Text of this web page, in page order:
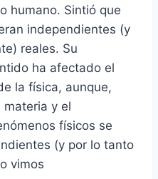
humano. Sintió que
independientes (y
reales. Su
ha afectado el
la física, aunque,
materia y el
físicos se
(y por lo tanto
vimos